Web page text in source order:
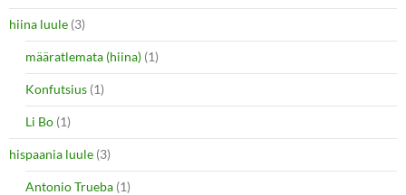
hiina luule (3)
määratlemata (hiina) (1)
Konfutsius (1)
Li Bo (1)
hispaania luule (3)
Antonio Trueba (1)